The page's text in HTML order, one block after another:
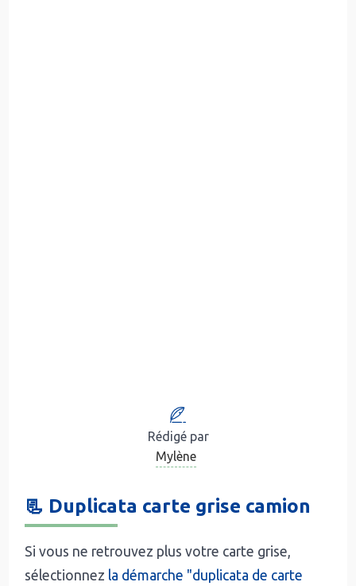
Rédigé par
Mylène
📃 Duplicata carte grise camion
Si vous ne retrouvez plus votre carte grise,
sélectionnez la démarche "duplicata de carte